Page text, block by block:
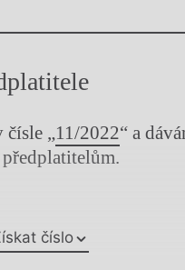
čísle „11/2022“ a
číslo